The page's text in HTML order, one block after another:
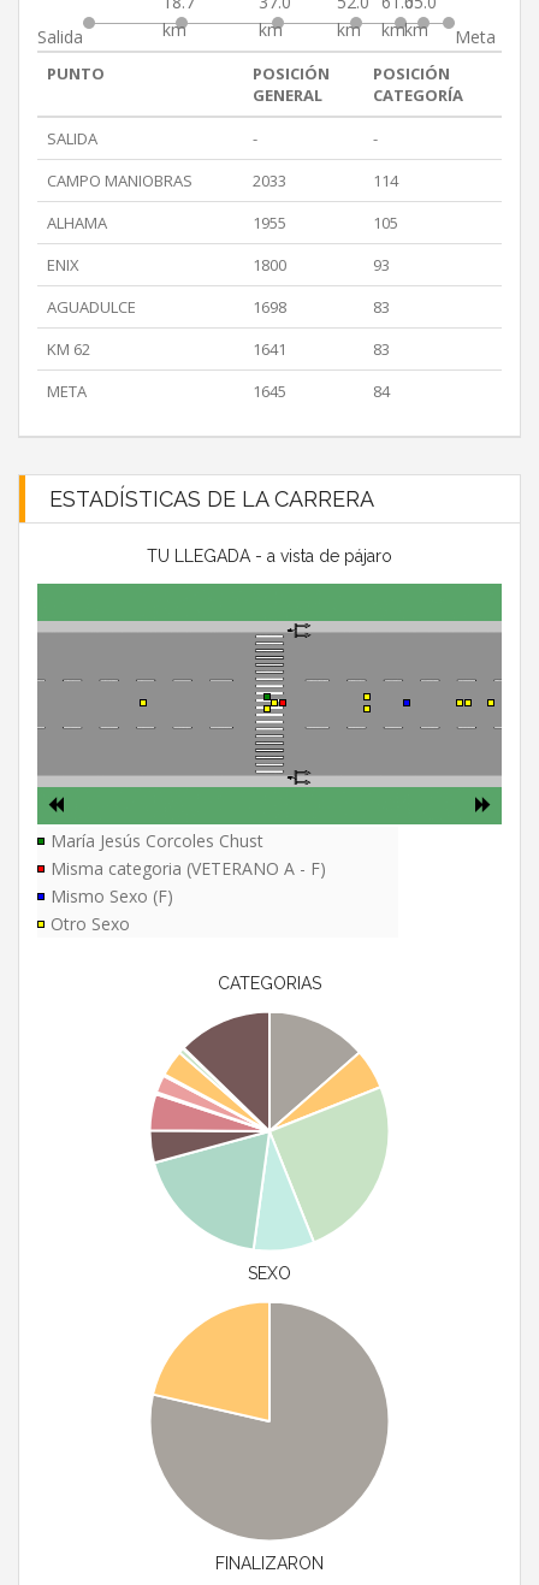
Salida
km
km
km
kmkm
Meta
PUNTO
POSICIÓN
GENERAL
POSICIÓN
CATEGORÍA
SALIDA
-
-
CAMPO MANIOBRAS
2033
114
ALHAMA
1955
105
ENIX
1800
93
AGUADULCE
1698
83
KM 62
1641
83
META
1645 84
ESTADÍSTICAS DE LA CARRERA
TU LLEGADA - a vista de pájaro
María Jesús Corcoles Chust
Misma categoria (VETERANO A - F)
Mismo Sexo (F)
Otro Sexo
CATEGORIAS
SEXO
FINALIZARON